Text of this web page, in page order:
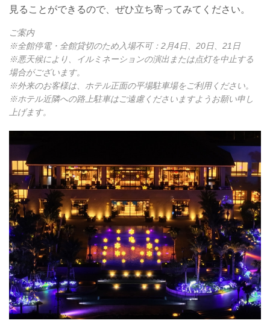
見ることができるので、ぜひ立ち寄ってみてください。
ご案内
※全館停電・全館貸切のため入場不可：2月4日、20日、21日
※悪天候により、イルミネーションの演出または点灯を中止する
場合がございます。
※外来のお客様は、ホテル正面の平場駐車場をご利用ください。
※ホテル近隣への路上駐車はご遠慮くださいますようお願い申し
上げます。